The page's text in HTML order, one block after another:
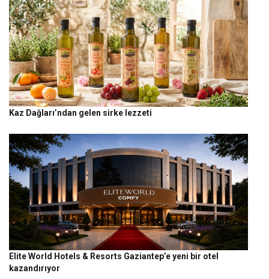
Kaz Dağları’ndan gelen sirke lezzeti
Elite World Hotels & Resorts Gaziantep’e yeni bir otel
kazandırıyor